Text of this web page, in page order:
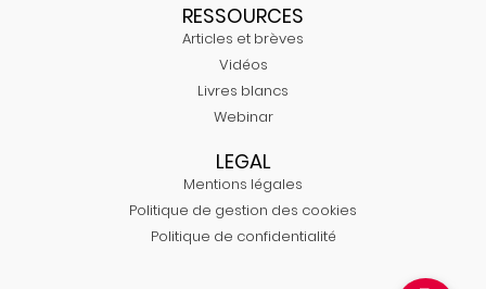
RESSOURCES
Articles et brèves
Vidéos
Livres blancs
Webinar
LEGAL
Mentions légales
Politique de gestion des cookies
Politique de confidentialité